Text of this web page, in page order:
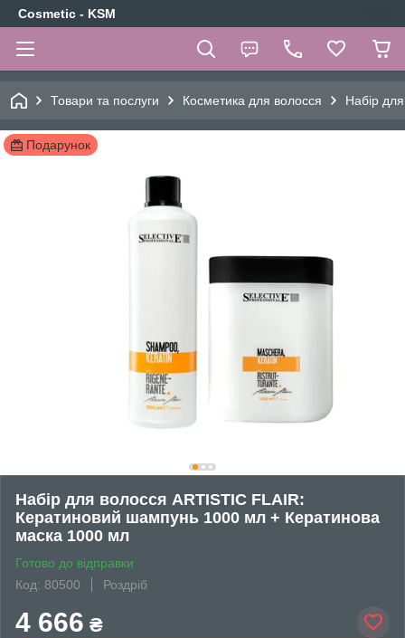
Cosmetic - KSM
Товари та послуги Косметика для волосся Набір
Подарунок
Набір для волосся ARTISTIC FLAIR:
Кератиновий шампунь 1000 мл + Кератинова
маска 1000 мл
Готово до відправки
Код: 80500
Роздріб
4 666 ₴